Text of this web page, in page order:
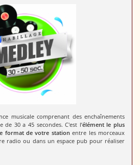
musicale comprenant des enchaînements
30 a 45 secondes. C'est l’élément le plus
format de votre stationentre les morceaux
radio ou dans un espace pub pour réaliser